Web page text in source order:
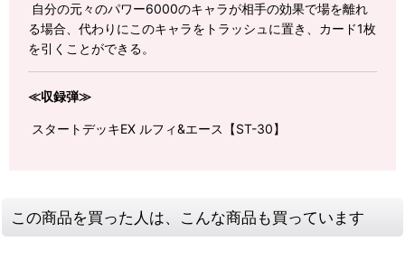
自分の元々のパワー6000のキャラが相手の効果で場を離れ
る場合、代わりにこのキャラをトラッシュに置き、カード1枚
を引くことができる。
≪収録弾≫
スタートデッキEX ルフィ&エース【ST-30】
この商品を買った人は、こんな商品も買っています